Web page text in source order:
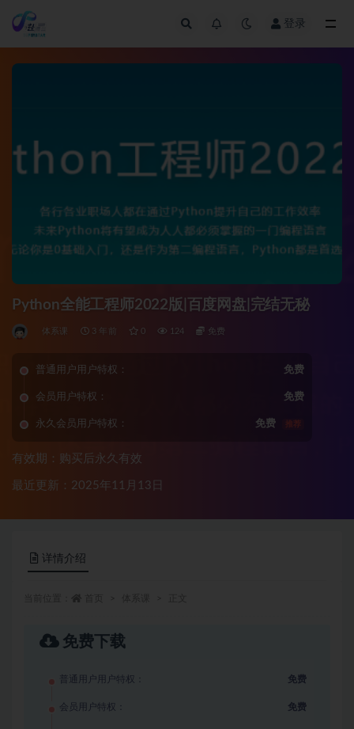
登录
Python全能工程师2022版|百度网盘|完结无秘
体系课 3 年前 0 124 免费
普通用户用户特权： 免费
会员用户特权： 免费
永久会员用户特权： 免费 推荐
有效期：购买后永久有效
最近更新：2025年11月13日
详情介绍
免费下载
普通用户用户特权： 免费
会员用户特权： 免费